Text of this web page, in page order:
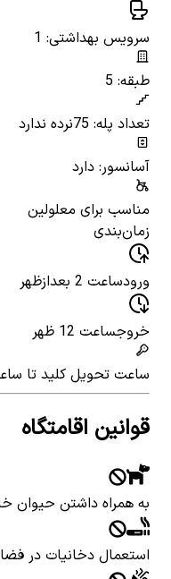
سرویس بهداشتی: 1
طبقه: 5
تعداد پله: 75
نرده ندارد
آسانسور: دارد
مناسب برای معلولین
زمان‌بندی
ورودساعت 2 بعدازظهر
خروجساعت 12 ظهر
ساعت تحویل کلید تا ساعت
قوانین اقامتگاه
به همراه داشتن حیوان
استعمال دخانیات در